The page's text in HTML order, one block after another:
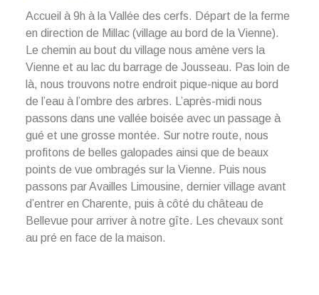
Accueil à 9h à la Vallée des cerfs. Départ de la ferme
en direction de Millac (village au bord de la Vienne).
Le chemin au bout du village nous amène vers la
Vienne et au lac du barrage de Jousseau. Pas loin de
là, nous trouvons notre endroit pique-nique au bord
de l’eau à l’ombre des arbres. L’après-midi nous
passons dans une vallée boisée avec un passage à
gué et une grosse montée. Sur notre route, nous
profitons de belles galopades ainsi que de beaux
points de vue ombragés sur la Vienne. Puis nous
passons par Availles Limousine, dernier village avant
d’entrer en Charente, puis à côté du château de
Bellevue pour arriver à notre gîte. Les chevaux sont
au pré en face de la maison.